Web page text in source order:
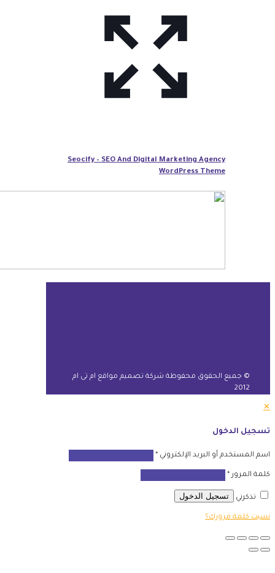
Seocify – SEO And Digital Marketing Agency
WordPress Theme
© جميع الحقوق محفوظة شركة تصميم مواقع ام تى ام
2012
✕
تسجيل الدخول
اسم المستخدم أو البريد الإلكتروني *
كلمة المرور *
تذكرني تسجيل الدخول
نسيت كلمة مرورك؟